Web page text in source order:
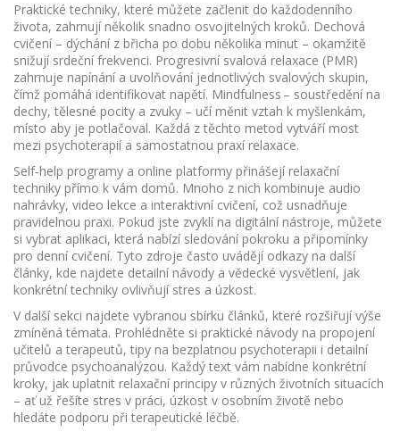
Praktické techniky, které můžete začlenit do každodenního
života, zahrnují několik snadno osvojitelných kroků. Dechová
cvičení – dýchání z břicha po dobu několika minut – okamžitě
snižují srdeční frekvenci. Progresivní svalová relaxace (PMR)
zahrnuje napínání a uvolňování jednotlivých svalových skupin,
čímž pomáhá identifikovat napětí. Mindfulness – soustředění na
dechy, tělesné pocity a zvuky – učí měnit vztah k myšlenkám,
místo aby je potlačoval. Každá z těchto metod vytváří most
mezi psychoterapií a samostatnou praxí relaxace.
Self‑help programy a online platformy přinášejí relaxační
techniky přímo k vám domů. Mnoho z nich kombinuje audio
nahrávky, video lekce a interaktivní cvičení, což usnadňuje
pravidelnou praxi. Pokud jste zvyklí na digitální nástroje, můžete
si vybrat aplikaci, která nabízí sledování pokroku a připomínky
pro denní cvičení. Tyto zdroje často uvádějí odkazy na další
články, kde najdete detailní návody a vědecké vysvětlení, jak
konkrétní techniky ovlivňují stres a úzkost.
V další sekci najdete vybranou sbírku článků, které rozšiřují výše
zmíněná témata. Prohlédněte si praktické návody na propojení
učitelů a terapeutů, tipy na bezplatnou psychoterapii i detailní
průvodce psychoanalýzou. Každý text vám nabídne konkrétní
kroky, jak uplatnit relaxační principy v různých životních situacích
– ať už řešíte stres v práci, úzkost v osobním životě nebo
hledáte podporu při terapeutické léčbě.